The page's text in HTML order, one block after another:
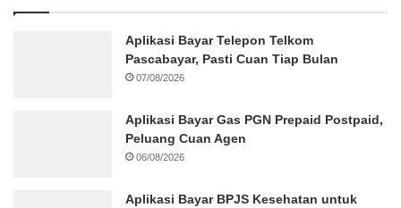
Aplikasi Bayar Telepon Telkom
Pascabayar, Pasti Cuan Tiap Bulan
07/08/2026
Aplikasi Bayar Gas PGN Prepaid Postpaid,
Peluang Cuan Agen
06/08/2026
Aplikasi Bayar BPJS Kesehatan untuk